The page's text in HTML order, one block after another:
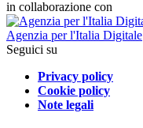
in collaborazione con
Agenzia per l'Italia Digitale
Seguici su
Privacy policy
Cookie policy
Note legali